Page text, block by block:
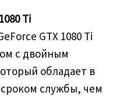
Ti
GTX 1080 Ti
с двойным
обладает в
службы, чем